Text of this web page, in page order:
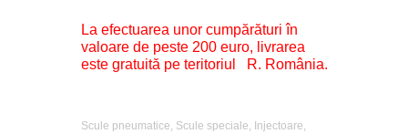
La efectuarea unor cumpărături în
valoare de peste 200 euro, livrarea
este gratuită pe teritoriul R. România.
Scule pneumatice, Scule speciale, Injectoare,